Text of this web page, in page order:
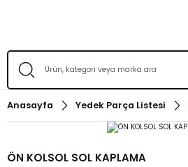
Anasayfa Yedek Parça Listesi
ÖN KOLSOL SOL KAPLAMA